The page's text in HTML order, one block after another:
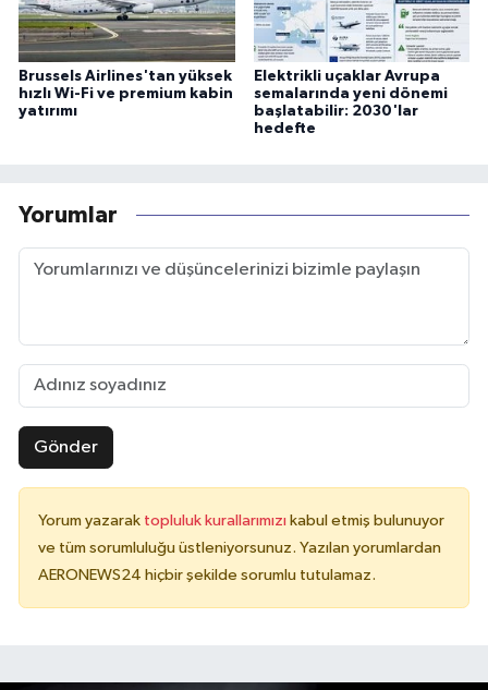
Brussels Airlines'tan yüksek
hızlı Wi-Fi ve premium kabin
yatırımı
Elektrikli uçaklar Avrupa
semalarında yeni dönemi
başlatabilir: 2030'lar
hedefte
Yorumlar
Gönder
Yorum yazarak topluluk kurallarımızı kabul etmiş bulunuyor
ve tüm sorumluluğu üstleniyorsunuz. Yazılan yorumlardan
AERONEWS24 hiçbir şekilde sorumlu tutulamaz.